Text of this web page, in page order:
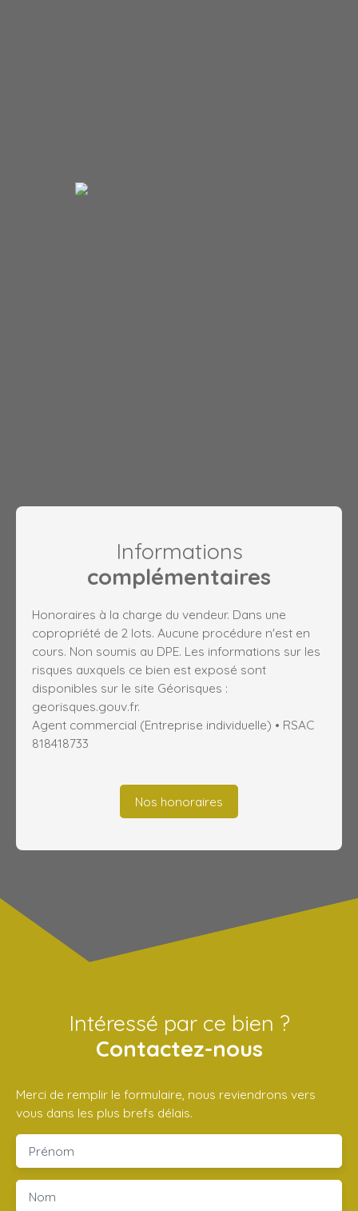
Informations
complémentaires
Honoraires à la charge du vendeur. Dans une
copropriété de 2 lots. Aucune procédure n'est en
cours. Non soumis au DPE. Les informations sur les
risques auxquels ce bien est exposé sont
disponibles sur le site Géorisques :
georisques.gouv.fr.
Agent commercial (Entreprise individuelle) • RSAC
818418733
Nos honoraires
Intéressé par ce bien ?
Contactez-nous
Merci de remplir le formulaire, nous reviendrons vers
vous dans les plus brefs délais.
Prénom
Nom